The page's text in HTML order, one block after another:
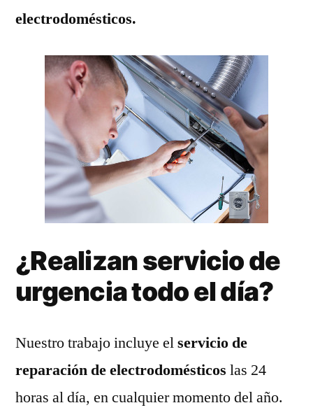
electrodomésticos.
¿Realizan servicio de
urgencia todo el día?
Nuestro trabajo incluye elservicio de
reparación de electrodomésticos las 24
horas al día, en cualquier momento del año.